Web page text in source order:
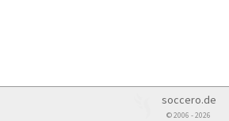
soccero.de
© 2006 - 2026